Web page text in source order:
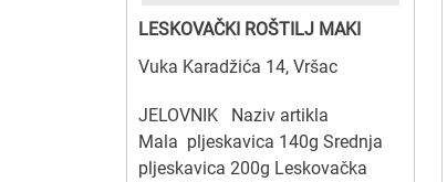
LESKOVAČKI ROŠTILJ MAKI
Vuka Karadžića 14, Vršac
JELOVNIK Naziv artikla
Mala pljeskavica 140g Srednja
pljeskavica 200g Leskovačka